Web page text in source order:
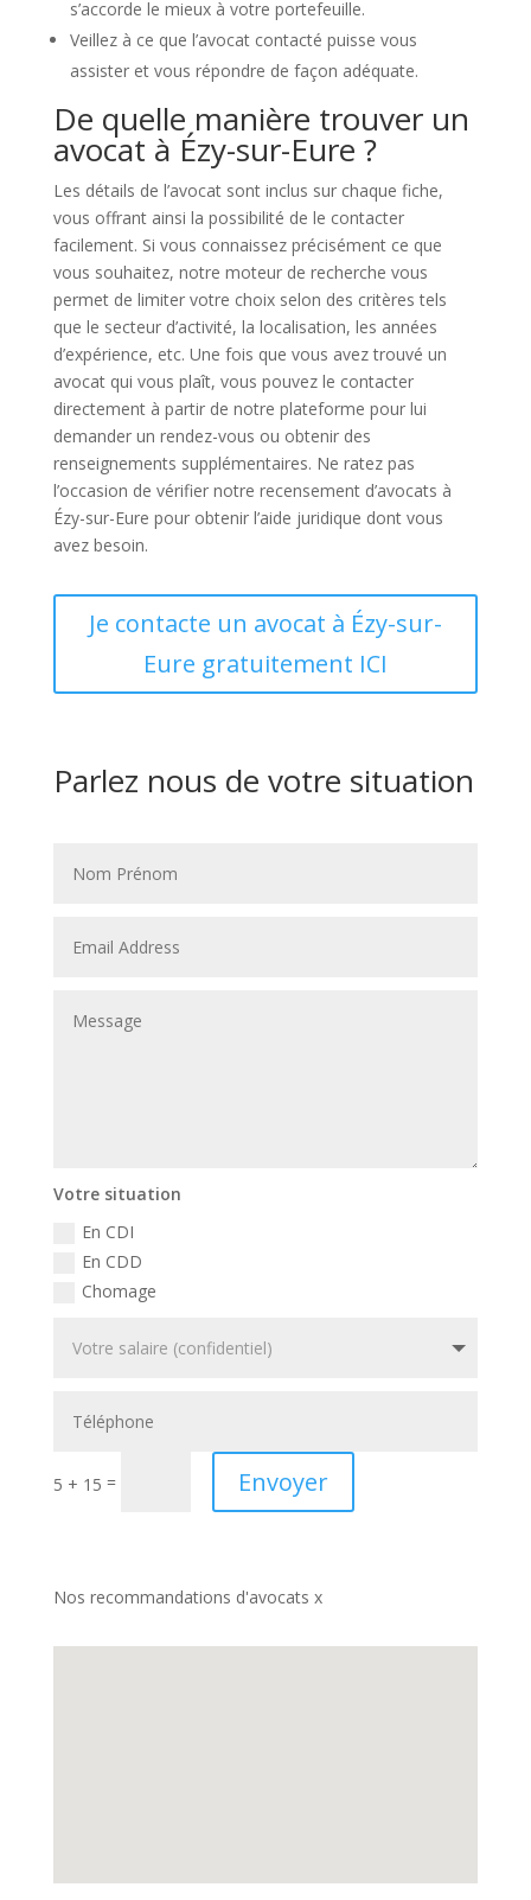
s’accorde le mieux à votre portefeuille.
Veillez à ce que l’avocat contacté puisse vous
assister et vous répondre de façon adéquate.
De quelle manière trouver un
avocat à Ézy-sur-Eure ?
Les détails de l’avocat sont inclus sur chaque fiche,
vous offrant ainsi la possibilité de le contacter
facilement. Si vous connaissez précisément ce que
vous souhaitez, notre moteur de recherche vous
permet de limiter votre choix selon des critères tels
que le secteur d’activité, la localisation, les années
d’expérience, etc. Une fois que vous avez trouvé un
avocat qui vous plaît, vous pouvez le contacter
directement à partir de notre plateforme pour lui
demander un rendez-vous ou obtenir des
renseignements supplémentaires. Ne ratez pas
l’occasion de vérifier notre recensement d’avocats à
Ézy-sur-Eure pour obtenir l’aide juridique dont vous
avez besoin.
Je contacte un avocat à Ézy-sur-
Eure gratuitement ICI
Parlez nous de votre situation
Votre situation
En CDI
En CDD
Chomage
5 + 15 = Envoyer
Nos recommandations d'avocats x